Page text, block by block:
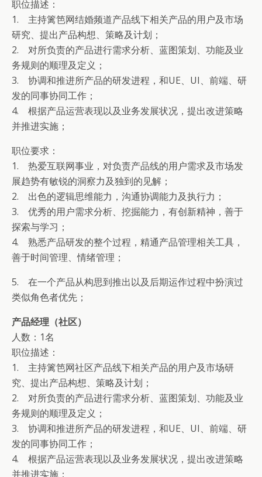
职位描述：
1. 主持篱笆网结婚频道产品线下相关产品的用户及市场
研究、提出产品构想、策略及计划；
2. 对所负责的产品进行需求分析、蓝图策划、功能及业
务规则的顺理及定义；
3. 协调和推进所产品的研发进程，和UE、UI、前端、研
发的同事协同工作；
4. 根据产品运营表现以及业务发展状况，提出改进策略
并推进实施；
职位要求：
1. 热爱互联网事业，对负责产品线的用户需求及市场发
展趋势有敏锐的洞察力及独到的见解；
2. 出色的逻辑思维能力，沟通协调能力及执行力；
3. 优秀的用户需求分析、挖掘能力，有创新精神，善于
探索与学习；
4. 熟悉产品研发的整个过程，精通产品管理相关工具，
善于时间管理、情绪管理；
5. 在一个产品从构思到推出以及后期运作过程中扮演过
类似角色者优先；
产品经理（社区）
人数：1名
职位描述：
1. 主持篱笆网社区产品线下相关产品的用户及市场研
究、提出产品构想、策略及计划；
2. 对所负责的产品进行需求分析、蓝图策划、功能及业
务规则的顺理及定义；
3. 协调和推进所产品的研发进程，和UE、UI、前端、研
发的同事协同工作；
4. 根据产品运营表现以及业务发展状况，提出改进策略
并推进实施；